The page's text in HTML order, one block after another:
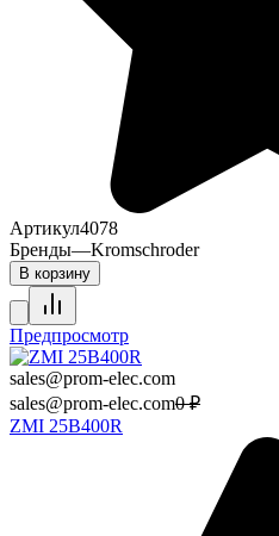
Артикул4078
Бренды—Kromschroder
В корзину
Предпросмотр
sales@prom-elec.com
sales@prom-elec.com0 ₽
ZMI 25B400R